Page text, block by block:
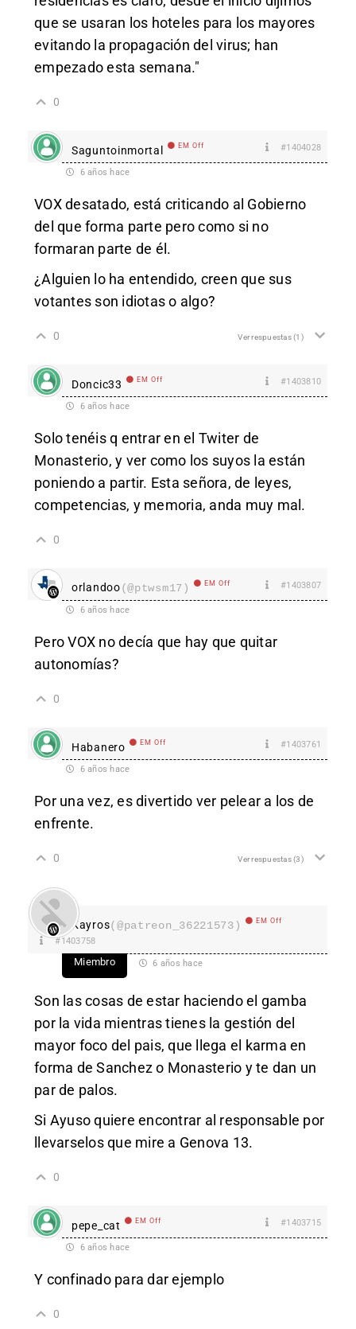
que se usaran los hoteles para los mayores
evitando la propagación del virus; han
empezado esta semana."
0
Saguntoinmortal EM Off #1404028
6 años hace
VOX desatado, está criticando al Gobierno
del que forma parte pero como si no
formaran parte de él.
¿Alguien lo ha entendido, creen que sus
votantes son idiotas o algo?
0 Ver respuestas(1)
Doncic33 EM Off #1403810
6 años hace
Solo tenéis q entrar en el Twiter de
Monasterio, y ver como los suyos la están
poniendo a partir. Esta señora, de leyes,
competencias, y memoria, anda muy mal.
0
orlandoo(@ptwsm17) EM Off #1403807
6 años hace
Pero VOX no decía que hay que quitar
autonomías?
0
Habanero EM Off #1403761
6 años hace
Por una vez, es divertido ver pelear a los de
enfrente.
0 Ver respuestas(3)
Kayros(@patreon_36221573) EM Off
#1403758
Miembro 6 años hace
Son las cosas de estar haciendo el gamba
por la vida mientras tienes la gestión del
mayor foco del pais, que llega el karma en
forma de Sanchez o Monasterio y te dan un
par de palos.
Si Ayuso quiere encontrar al responsable por
llevarselos que mire a Genova 13.
0
pepe_cat EM Off #1403715
6 años hace
Y confinado para dar ejemplo
0